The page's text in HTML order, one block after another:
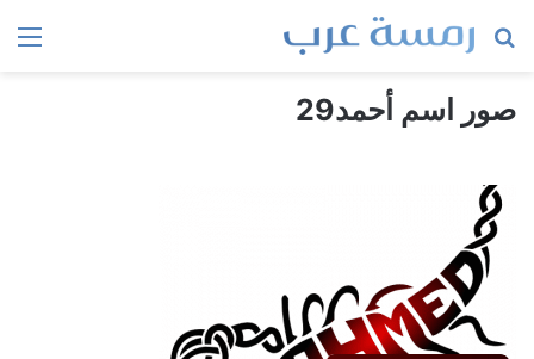
بحث
صور اسم أحمد29